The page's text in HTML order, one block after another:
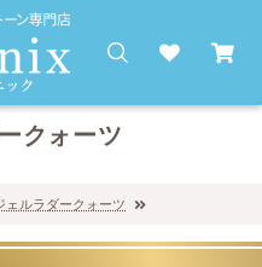
クォーツ
ェルラダークォーツ